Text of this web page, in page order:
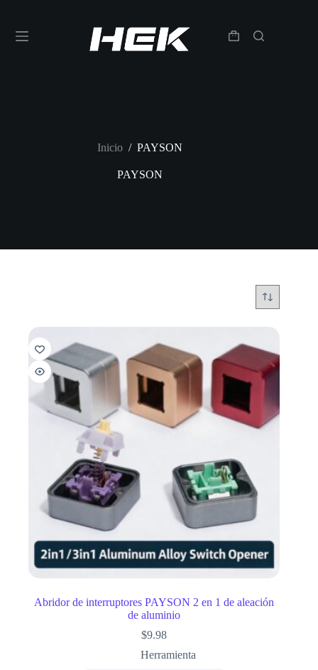
Inicio / PAYSON
PAYSON
Abridor de interruptores PAYSON 2 en 1 de aleación
de aluminio
$9.98
Herramienta